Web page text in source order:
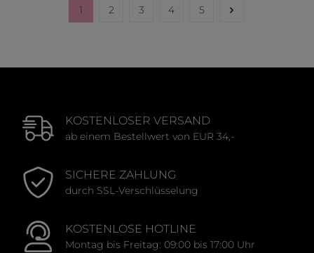
Seite
1 Seite
2 Seite
3 Seite
4 Seite
5
KOSTENLOSER VERSAND
ab einem Bestellwert von EUR 34,-
SICHERE ZAHLUNG
durch SSL-Verschlüsselung
KOSTENLOSE HOTLINE
Montag bis Freitag: 09:00 bis 17:00 Uhr